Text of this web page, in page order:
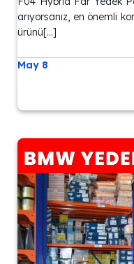
arıyorsanız, en önemli
ürünü[…]
May 8